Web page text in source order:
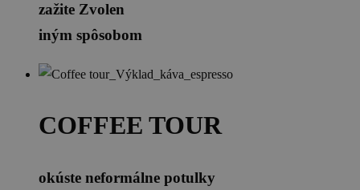
zažite Zvolen
iným spôsobom
COFFEE TOUR
okúste neformálne potulky